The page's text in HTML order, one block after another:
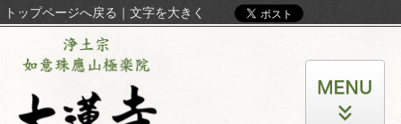
トップページへ戻る ｜ 文字を大きく